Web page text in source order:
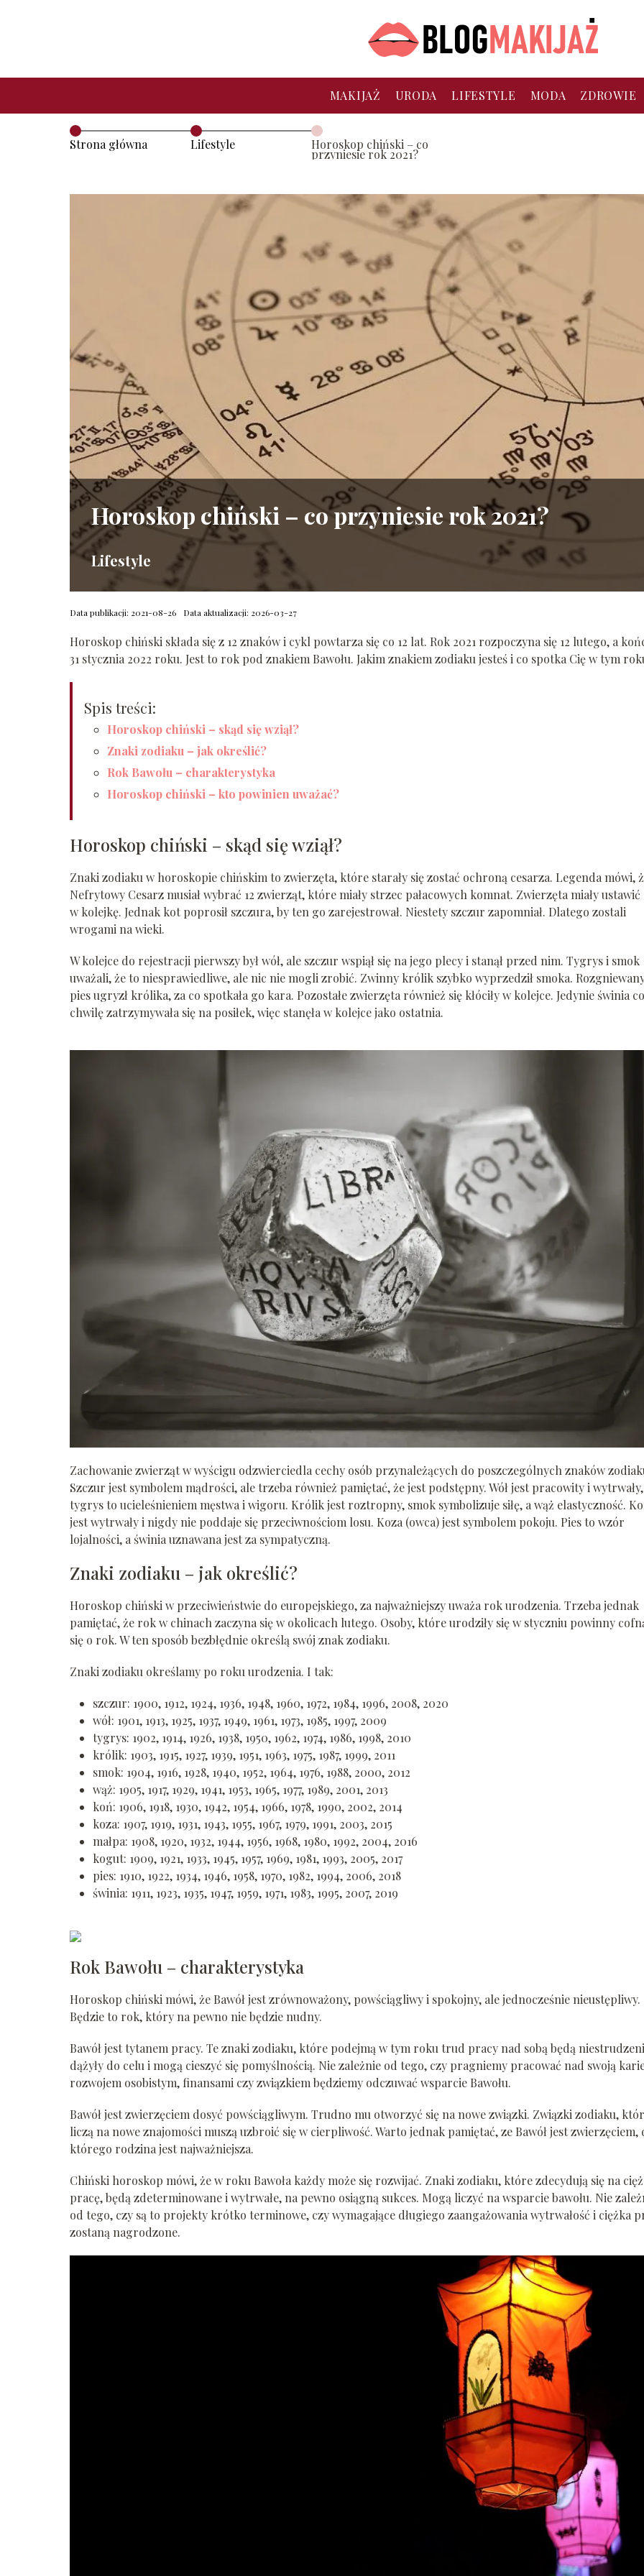
MAKIJAŻ URODA LIFESTYLE MODA ZDROWIE
Strona główna Lifestyle Horoskop chiński – co
przyniesie rok 2021?
Horoskop chiński – co przyniesie rok 2021?
Lifestyle
Data publikacji: 2021-08-26 Data aktualizacji: 2026-03-27
Horoskop chiński składa się z 12 znaków i cykl powtarza się co 12 lat. Rok 2021 rozpoczyna się 12 lutego, a
31 stycznia 2022 roku. Jest to rok pod znakiem Bawołu. Jakim znakiem zodiaku jesteś i co spotka Cię w tym
Spis treści:
Horoskop chiński – skąd się wziął?
Znaki zodiaku – jak określić?
Rok Bawołu – charakterystyka
Horoskop chiński – kto powinien uważać?
Horoskop chiński – skąd się wziął?
Znaki zodiaku w horoskopie chińskim to zwierzęta, które starały się zostać ochroną cesarza. Legenda mówi,
Nefrytowy Cesarz musiał wybrać 12 zwierząt, które miały strzec pałacowych komnat. Zwierzęta miały ustawić
w kolejkę. Jednak kot poprosił szczura, by ten go zarejestrował. Niestety szczur zapomniał. Dlatego zostali
wrogami na wieki.
W kolejce do rejestracji pierwszy był wół, ale szczur wspiął się na jego plecy i stanął przed nim. Tygrys i smok
uważali, że to niesprawiedliwe, ale nic nie mogli zrobić. Zwinny królik szybko wyprzedził smoka.
pies ugryzł królika, za co spotkała go kara. Pozostałe zwierzęta również się kłóciły w kolejce. Jedynie świnia co
chwilę zatrzymywała się na posiłek, więc stanęła w kolejce jako ostatnia.
Zachowanie zwierząt w wyścigu odzwierciedla cechy osób przynależących do poszczególnych znaków
Szczur jest symbolem mądrości, ale trzeba również pamiętać, że jest podstępny. Wół jest pracowity i
tygrys to ucieleśnieniem męstwa i wigoru. Królik jest roztropny, smok symbolizuje siłę, a wąż elastyczność.
jest wytrwały i nigdy nie poddaje się przeciwnościom losu. Koza (owca) jest symbolem pokoju. Pies to wzór
lojalności, a świnia uznawana jest za sympatyczną.
Znaki zodiaku – jak określić?
Horoskop chiński w przeciwieństwie do europejskiego, za najważniejszy uważa rok urodzenia. Trzeba jednak
pamiętać, że rok w chinach zaczyna się w okolicach lutego. Osoby, które urodziły się w styczniu powinny
się o rok. W ten sposób bezbłędnie określą swój znak zodiaku.
Znaki zodiaku określamy po roku urodzenia. I tak:
szczur: 1900, 1912, 1924, 1936, 1948, 1960, 1972, 1984, 1996, 2008, 2020
wół: 1901, 1913, 1925, 1937, 1949, 1961, 1973, 1985, 1997, 2009
tygrys: 1902, 1914, 1926, 1938, 1950, 1962, 1974, 1986, 1998, 2010
królik: 1903, 1915, 1927, 1939, 1951, 1963, 1975, 1987, 1999, 2011
smok: 1904, 1916, 1928, 1940, 1952, 1964, 1976, 1988, 2000, 2012
wąż: 1905, 1917, 1929, 1941, 1953, 1965, 1977, 1989, 2001, 2013
koń: 1906, 1918, 1930, 1942, 1954, 1966, 1978, 1990, 2002, 2014
koza: 1907, 1919, 1931, 1943, 1955, 1967, 1979, 1991, 2003, 2015
małpa: 1908, 1920, 1932, 1944, 1956, 1968, 1980, 1992, 2004, 2016
kogut: 1909, 1921, 1933, 1945, 1957, 1969, 1981, 1993, 2005, 2017
pies: 1910, 1922, 1934, 1946, 1958, 1970, 1982, 1994, 2006, 2018
świnia: 1911, 1923, 1935, 1947, 1959, 1971, 1983, 1995, 2007, 2019
Rok Bawołu – charakterystyka
Horoskop chiński mówi, że Bawół jest zrównoważony, powściągliwy i spokojny, ale jednocześnie nieustępliwy.
Będzie to rok, który na pewno nie będzie nudny.
Bawół jest tytanem pracy. Te znaki zodiaku, które podejmą w tym roku trud pracy nad sobą będą
dążyły do celu i mogą cieszyć się pomyślnością. Nie zależnie od tego, czy pragniemy pracować nad swoją
rozwojem osobistym, finansami czy związkiem będziemy odczuwać wsparcie Bawołu.
Bawół jest zwierzęciem dosyć powściągliwym. Trudno mu otworzyć się na nowe związki. Związki zodiaku,
liczą na nowe znajomości muszą uzbroić się w cierpliwość. Warto jednak pamiętać, ze Bawół jest zwierzęciem,
którego rodzina jest najważniejsza.
Chiński horoskop mówi, że w roku Bawoła każdy może się rozwijać. Znaki zodiaku, które zdecydują się na
pracę, będą zdeterminowane i wytrwałe, na pewno osiągną sukces. Mogą liczyć na wsparcie bawołu. Nie
od tego, czy są to projekty krótko terminowe, czy wymagające długiego zaangażowania wytrwałość i ciężka
zostaną nagrodzone.